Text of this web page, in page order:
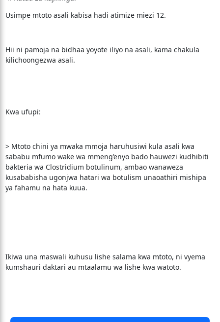
Usimpe mtoto asali kabisa hadi atimize miezi 12.
Hii ni pamoja na bidhaa yoyote iliyo na asali, kama chakula
kilichoongezwa asali.
Kwa ufupi:
> Mtoto chini ya mwaka mmoja haruhusiwi kula asali kwa
sababu mfumo wake wa mmeng’enyo bado hauwezi kudhibiti
bakteria wa Clostridium botulinum, ambao wanaweza
kusababisha ugonjwa hatari wa botulism unaoathiri mishipa
ya fahamu na hata kuua.
Ikiwa una maswali kuhusu lishe salama kwa mtoto, ni vyema
kumshauri daktari au mtaalamu wa lishe kwa watoto.